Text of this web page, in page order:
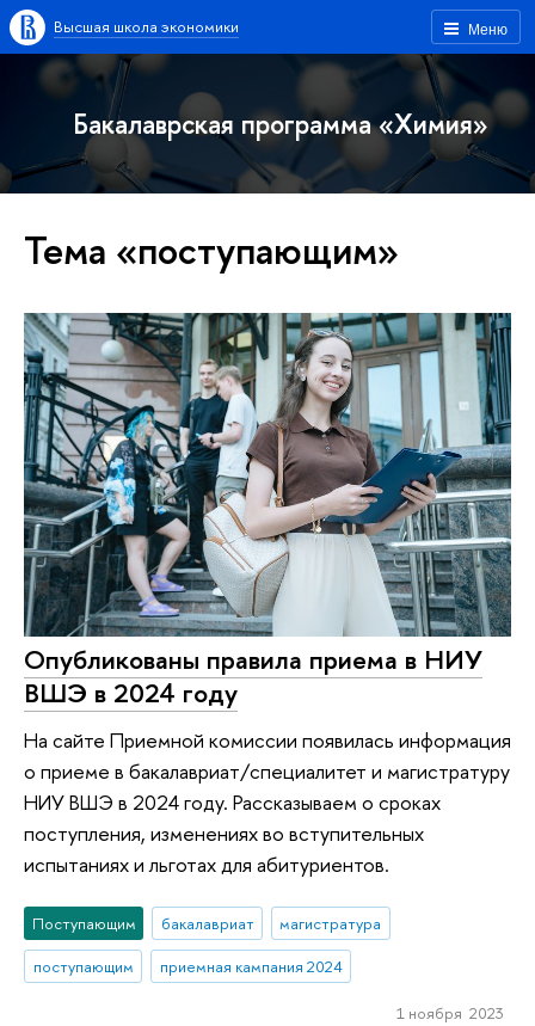
Меню
Высшая школа экономики
Бакалаврская программа «Химия»
Тема «поступающим»
Опубликованы правила приема в НИУ
ВШЭ в 2024 году
На сайте Приемной комиссии появилась информация
о приеме в бакалавриат/специалитет и магистратуру
НИУ ВШЭ в 2024 году. Рассказываем о сроках
поступления, изменениях во вступительных
испытаниях и льготах для абитуриентов.
Поступающим бакалавриат
магистратура
поступающим
приемная кампания 2024
1 ноября 2023